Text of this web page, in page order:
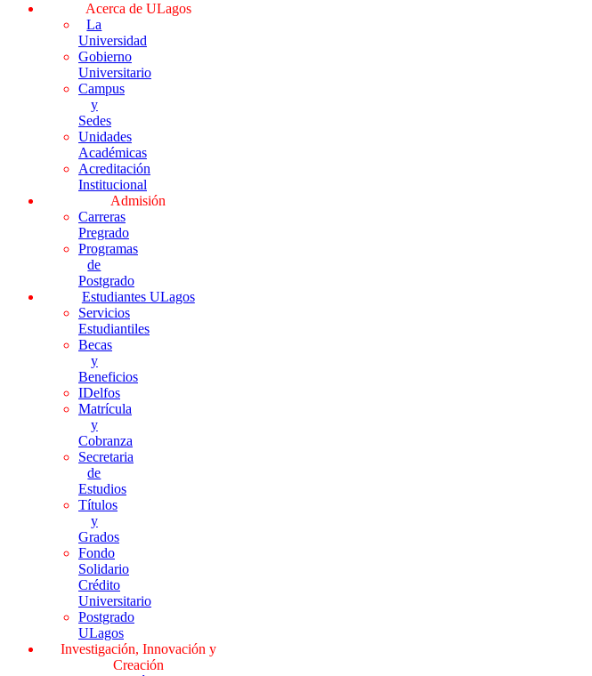
Acerca de ULagos
La
Universidad
Gobierno
Universitario
Campus
y
Sedes
Unidades
Académicas
Acreditación
Institucional
Admisión
Carreras
Pregrado
Programas
de
Postgrado
Estudiantes ULagos
Servicios
Estudiantiles
Becas
y
Beneficios
IDelfos
Matrícula
y
Cobranza
Secretaria
de
Estudios
Títulos
y
Grados
Fondo
Solidario
Crédito
Universitario
Postgrado
ULagos
Investigación, Innovación y
Creación